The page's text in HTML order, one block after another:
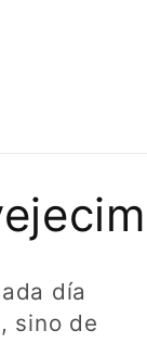
día
sino de